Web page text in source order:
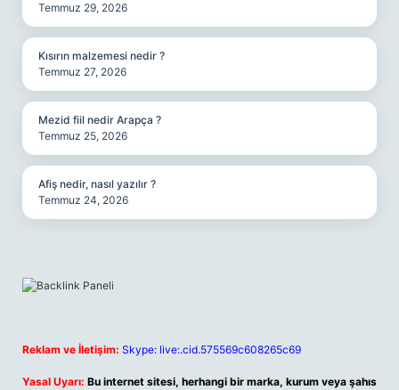
Temmuz 29, 2026
Kısırın malzemesi nedir ?
Temmuz 27, 2026
Mezid fiil nedir Arapça ?
Temmuz 25, 2026
Afiş nedir, nasıl yazılır ?
Temmuz 24, 2026
Reklam ve İletişim: Skype: live:.cid.575569c608265c69
Yasal Uyarı: Bu internet sitesi, herhangi bir marka, kurum veya şahıs